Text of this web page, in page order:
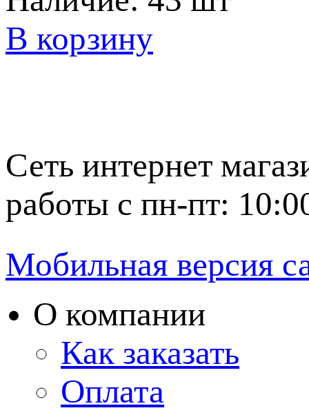
В корзину
Сеть интернет
работы с пн-пт:
Мобильная версия
О компании
Как заказать
Оплата